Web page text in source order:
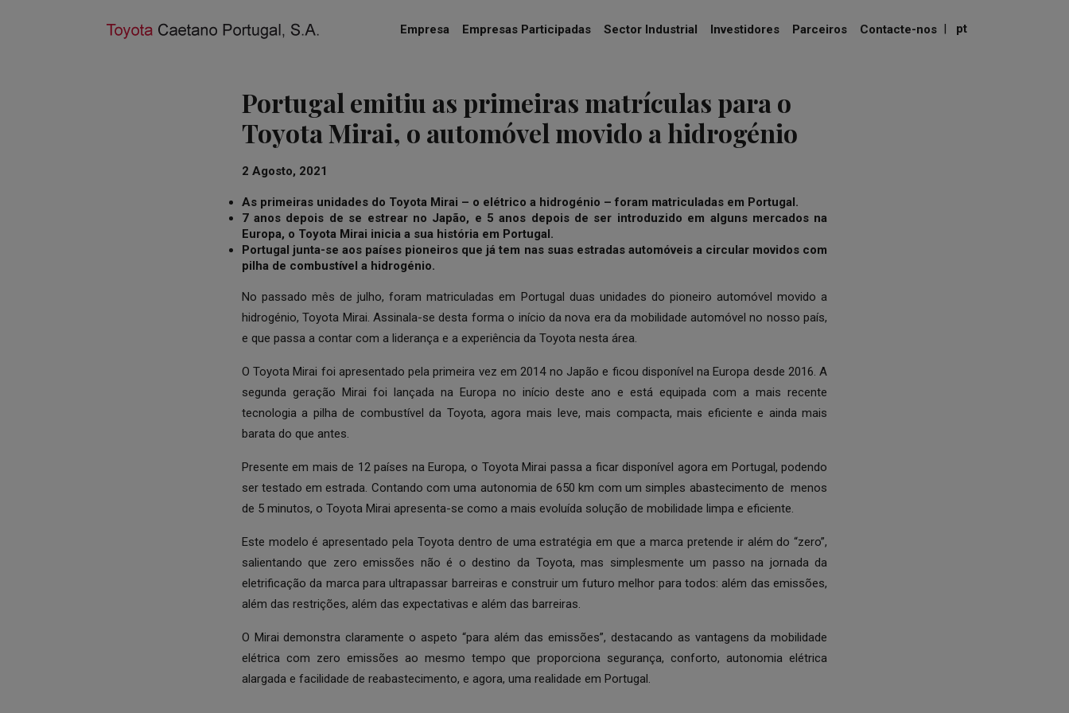
Empresa Empresas Participadas Sector Industrial Investidores Parceiros Contacte-nos | pt
Portugal emitiu as primeiras matrículas para o
Toyota Mirai, o automóvel movido a hidrogénio
2 Agosto, 2021
As primeiras unidades do Toyota Mirai – o elétrico a hidrogénio – foram matriculadas em Portugal.
7 anos depois de se estrear no Japão, e 5 anos depois de ser introduzido em alguns mercados na
Europa, o Toyota Mirai inicia a sua história em Portugal.
Portugal junta-se aos países pioneiros que já tem nas suas estradas automóveis a circular movidos com
pilha de combustível a hidrogénio.
No passado mês de julho, foram matriculadas em Portugal duas unidades do pioneiro automóvel movido a
hidrogénio, Toyota Mirai. Assinala-se desta forma o início da nova era da mobilidade automóvel no nosso país,
e que passa a contar com a liderança e a experiência da Toyota nesta área.
O Toyota Mirai foi apresentado pela primeira vez em 2014 no Japão e ficou disponível na Europa desde 2016. A
segunda geração Mirai foi lançada na Europa no início deste ano e está equipada com a mais recente
tecnologia a pilha de combustível da Toyota, agora mais leve, mais compacta, mais eficiente e ainda mais
barata do que antes.
Presente em mais de 12 países na Europa, o Toyota Mirai passa a ficar disponível agora em Portugal, podendo
ser testado em estrada. Contando com uma autonomia de 650 km com um simples abastecimento de menos
de 5 minutos, o Toyota Mirai apresenta-se como a mais evoluída solução de mobilidade limpa e eficiente.
Este modelo é apresentado pela Toyota dentro de uma estratégia em que a marca pretende ir além do “zero”,
salientando que zero emissões não é o destino da Toyota, mas simplesmente um passo na jornada da
eletrificação da marca para ultrapassar barreiras e construir um futuro melhor para todos: além das emissões,
além das restrições, além das expectativas e além das barreiras.
O Mirai demonstra claramente o aspeto “para além das emissões”, destacando as vantagens da mobilidade
elétrica com zero emissões ao mesmo tempo que proporciona segurança, conforto, autonomia elétrica
alargada e facilidade de reabastecimento, e agora, uma realidade em Portugal.